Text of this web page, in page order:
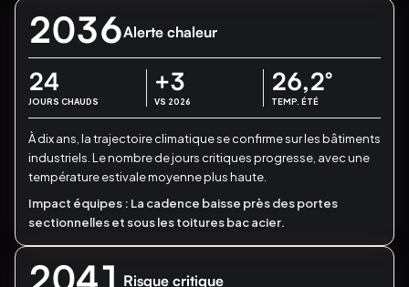
2036Alerte chaleur
24
JOURS CHAUDS
+3
VS 2026
26,2°
TEMP. ÉTÉ
À dix ans, la trajectoire climatique se confirme sur les bâtiments
industriels. Le nombre de jours critiques progresse, avec une
température estivale moyenne plus haute.
Impact équipes : La cadence baisse près des portes
sectionnelles et sous les toitures bac acier.
2041 Risque critique